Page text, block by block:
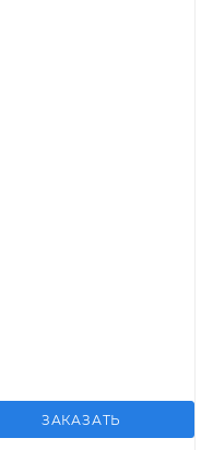
ЗАКАЗАТЬ